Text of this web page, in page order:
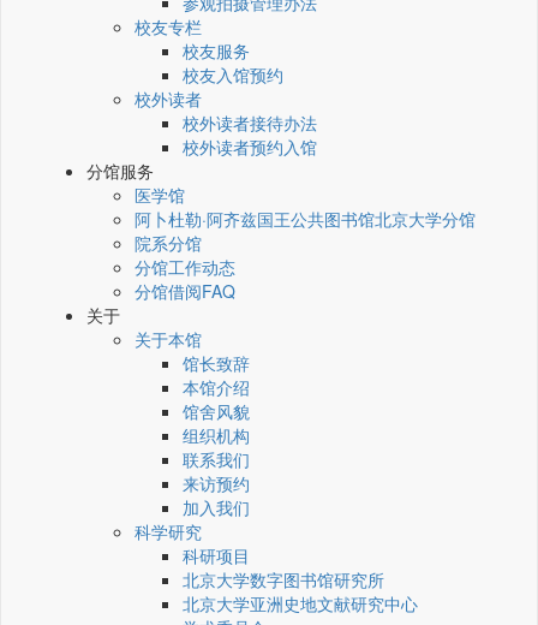
校友专栏
校友服务
校友入馆预约
校外读者
校外读者接待办法
校外读者预约入馆
分馆服务
医学馆
阿卜杜勒·阿齐兹国王公共图书馆北京大学分馆
院系分馆
分馆工作动态
分馆借阅FAQ
关于
关于本馆
馆长致辞
本馆介绍
馆舍风貌
组织机构
联系我们
来访预约
加入我们
科学研究
科研项目
北京大学数字图书馆研究所
北京大学亚洲史地文献研究中心